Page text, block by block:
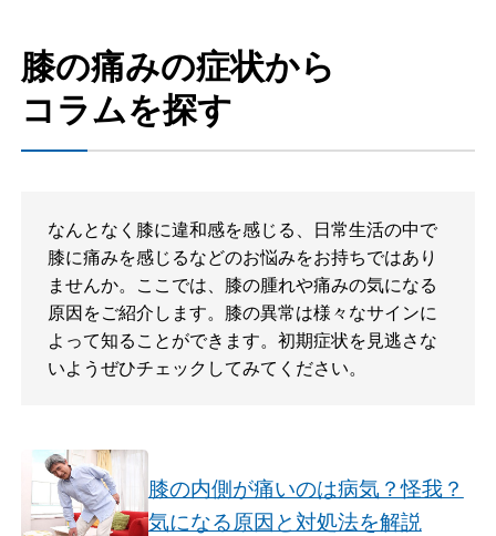
膝の痛みの症状から
コラムを探す
なんとなく膝に違和感を感じる、日常生活の中で
膝に痛みを感じるなどのお悩みをお持ちではあり
ませんか。ここでは、膝の腫れや痛みの気になる
原因をご紹介します。膝の異常は様々なサインに
よって知ることができます。初期症状を見逃さな
いようぜひチェックしてみてください。
膝の内側が痛いのは病気？怪我？
気になる原因と対処法を解説